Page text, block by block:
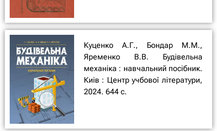
Куценко А.Г., Бондар М.М.,
Яременко В.В. Будівельна
механіка : навчальний посібник.
Киiв : Центр учбової літератури,
2024. 644 с.